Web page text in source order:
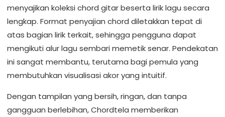
menyajikan koleksi chord gitar beserta lirik lagu secara
lengkap. Format penyajian chord diletakkan tepat di
atas bagian lirik terkait, sehingga pengguna dapat
mengikuti alur lagu sembari memetik senar. Pendekatan
ini sangat membantu, terutama bagi pemula yang
membutuhkan visualisasi akor yang intuitif.
Dengan tampilan yang bersih, ringan, dan tanpa
gangguan berlebihan, Chordtela memberikan